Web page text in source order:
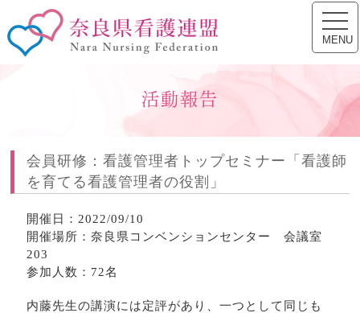
奈良県看護連盟
MENU
活動報告
会員研修：看護管理者トップセミナー「看護師
を育てる看護管理者の役割」
開催日：2022/09/10
開催場所：奈良県コンベンションセンター 会議室
203
参加人数：72名
内藤先生の講演には定評があり、一つとして同じも